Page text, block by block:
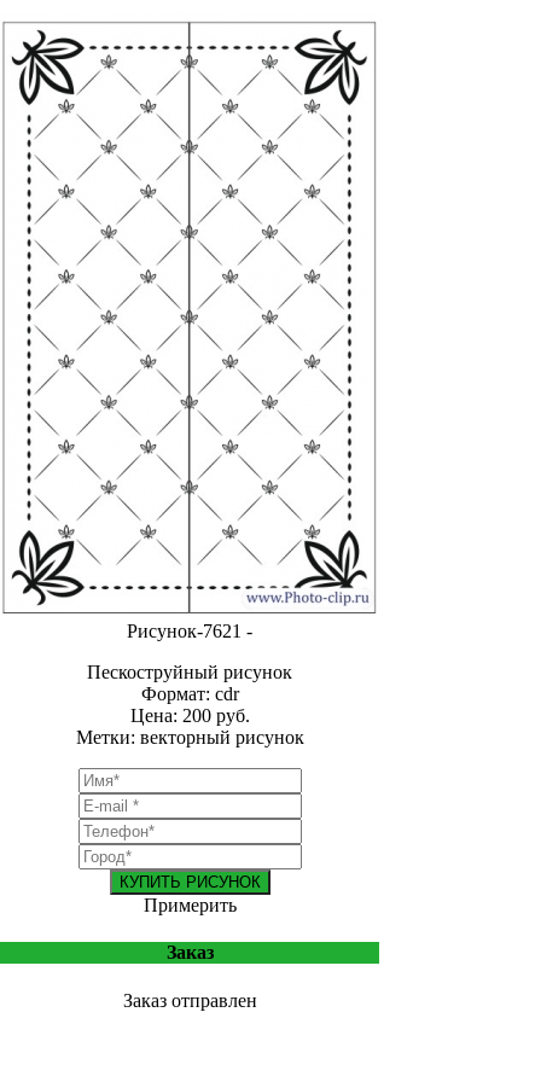
Рисунок-7621 -
Пескоструйный рисунок
Формат: cdr
Цена: 200 руб.
Метки: векторный рисунок
КУПИТЬ РИСУНОК
Примерить
Заказ
Заказ отправлен